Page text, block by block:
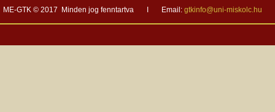
ME-GTK © 2017 Minden jog fenntartva I Email: gtkinfo@uni-miskolc.hu